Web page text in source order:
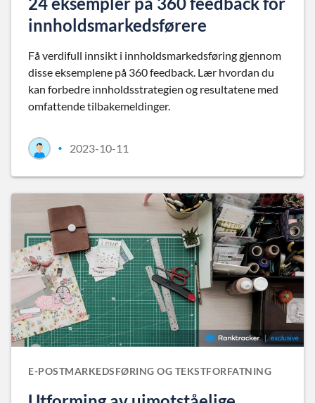
innholdsmarkedsførere
Få verdifull innsikt i innholdsmarkedsføring gjennom
disse eksemplene på 360 feedback. Lær hvordan du
kan forbedre innholdsstrategien og resultatene med
omfattende tilbakemeldinger.
• 2023-10-11
E-POSTMARKEDSFØRING OG TEKSTFORFATNING